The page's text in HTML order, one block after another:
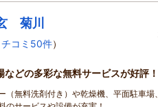
菊川
チコミ50件）
どの多彩な無料サービスが好評！
（無料洗剤付き）や乾燥機、平面駐車場